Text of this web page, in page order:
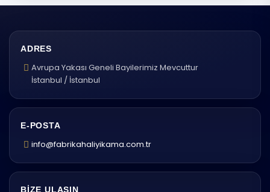
ADRES
Avrupa Yakası Geneli Bayilerimiz Mevcuttur
İstanbul / İstanbul
E-POSTA
info@fabrikahaliyikama.com.tr
BIZE ULAŞIN